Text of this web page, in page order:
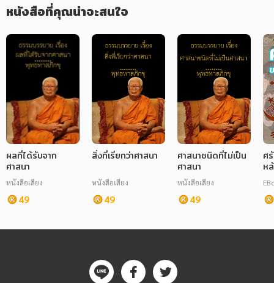
หนังสือที่คุณน่าจะสนใจ
ผลที่ได้รับจาก
ศาสนา
หนังสือเสียง
49
สิ่งที่เรียกว่าศาสนา
หนังสือเสียง
49
ศาสนาชนิดที่ไม่เป็น
ศาสนา
หนังสือเสียง
49
ศ
ห